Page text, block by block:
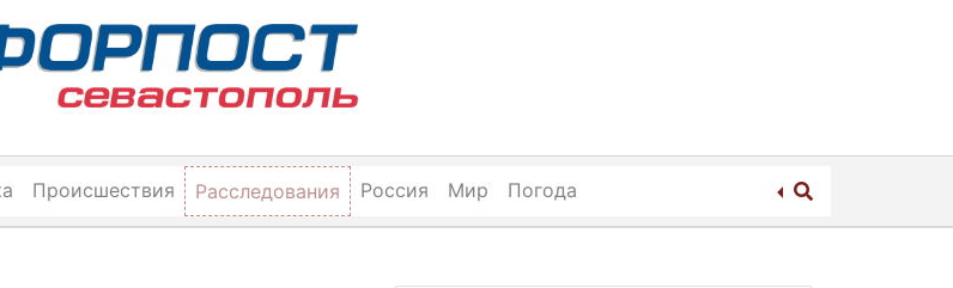
Происшествия Расследования Россия Мир Погода